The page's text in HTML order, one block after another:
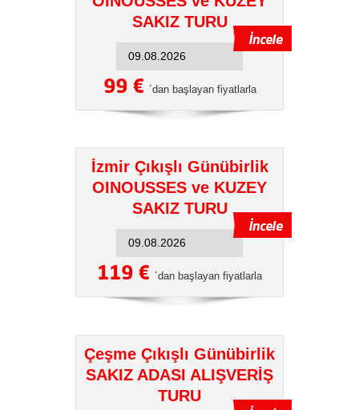
SAKIZ TURU
99 € ´dan başlayan fiyatlarla
İzmir Çıkışlı Günübirlik
OINOUSSES ve KUZEY
SAKIZ TURU
119 € ´dan başlayan fiyatlarla
Çeşme Çıkışlı Günübirlik
SAKIZ ADASI ALIŞVERİŞ
TURU